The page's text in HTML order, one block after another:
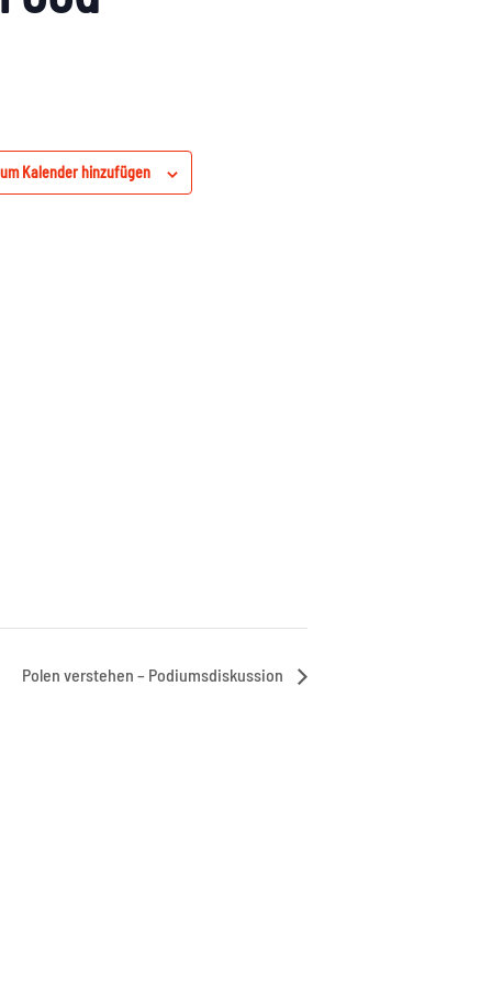
Kalender hinzufügen
Polen verstehen – Podiumsdiskussion